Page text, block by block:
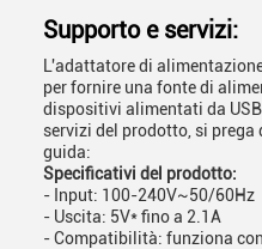
Supporto e servizi:
L'adattatore di
per fornire una fonte di
dispositivi alimentati da
servizi del prodotto, si prega
guida:
Specificativi del prodotto:
- Input: 100-240V~50/60Hz
- Uscita: 5V* fino a 2.1A
- Compatibilità: funziona